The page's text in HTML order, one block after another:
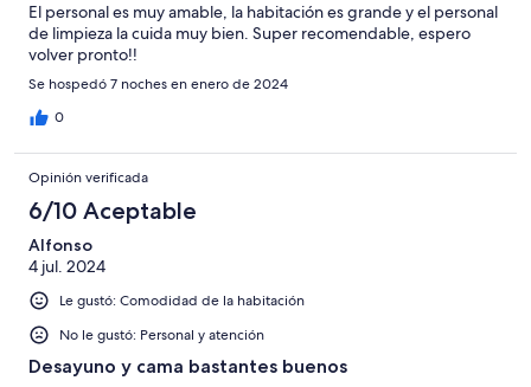
El personal es muy amable, la habitación es grande y el personal
de limpieza la cuida muy bien. Super recomendable, espero
volver pronto!!
Se hospedó 7 noches en enero de 2024
0
Opinión verificada
6/10 Aceptable
Alfonso
4 jul. 2024
Le gustó: Comodidad de la habitación
No le gustó: Personal y atención
Desayuno y cama bastantes buenos